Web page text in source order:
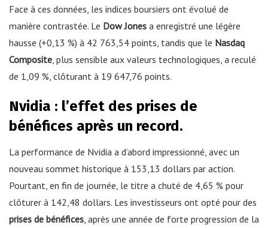
Face à ces données, les indices boursiers ont évolué de
manière contrastée. Le Dow Jones a enregistré une légère
hausse (+0,13 %) à 42 763,54 points, tandis que le Nasdaq
Composite, plus sensible aux valeurs technologiques, a reculé
de 1,09 %, clôturant à 19 647,76 points.
Nvidia : l’effet des prises de
bénéfices après un record.
La performance de Nvidia a d’abord impressionné, avec un
nouveau sommet historique à 153,13 dollars par action.
Pourtant, en fin de journée, le titre a chuté de 4,65 % pour
clôturer à 142,48 dollars. Les investisseurs ont opté pour des
prises de bénéfices, après une année de forte progression de la